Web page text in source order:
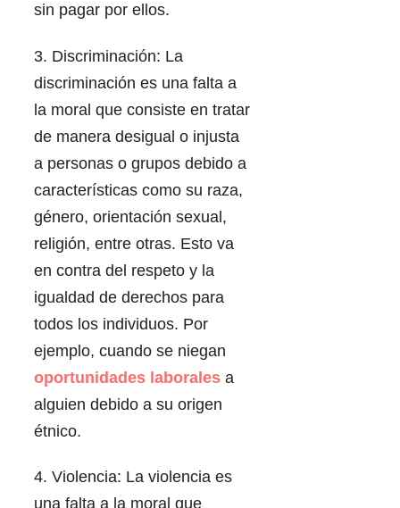
sin pagar por ellos.
3. Discriminación: La
discriminación es una falta a
la moral que consiste en tratar
de manera desigual o injusta
a personas o grupos debido a
características como su raza,
género, orientación sexual,
religión, entre otras. Esto va
en contra del respeto y la
igualdad de derechos para
todos los individuos. Por
ejemplo, cuando se niegan
oportunidades laborales a
alguien debido a su origen
étnico.
4. Violencia: La violencia es
una falta a la moral que